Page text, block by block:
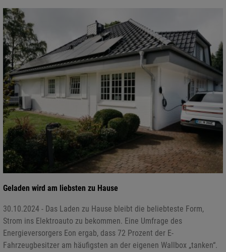
Geladen wird am liebsten zu Hause
30.10.2024 - Das Laden zu Hause bleibt die beliebteste Form,
Strom ins Elektroauto zu bekommen. Eine Umfrage des
Energieversorgers Eon ergab, dass 72 Prozent der E-
Fahrzeugbesitzer am häufigsten an der eigenen Wallbox „tanken“.